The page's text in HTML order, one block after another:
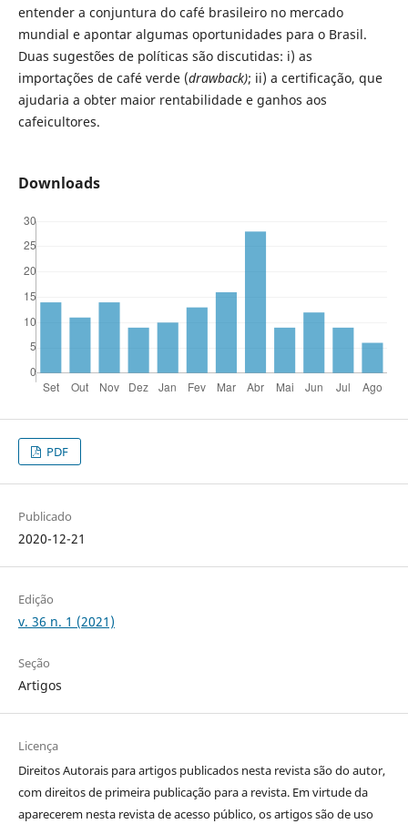
entender a conjuntura do café brasileiro no mercado
mundial e apontar algumas oportunidades para o Brasil.
Duas sugestões de políticas são discutidas: i) as
importações de café verde (drawback); ii) a certificação, que
ajudaria a obter maior rentabilidade e ganhos aos
cafeicultores.
Downloads
PDF
Publicado
2020-12-21
Edição
v. 36 n. 1 (2021)
Seção
Artigos
Licença
Direitos Autorais para artigos publicados nesta revista são do autor,
com direitos de primeira publicação para a revista. Em virtude da
aparecerem nesta revista de acesso público, os artigos são de uso